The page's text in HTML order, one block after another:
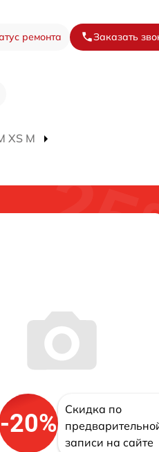
ремонта Заказать
XS M
-20%
Скидка по
записи на сайте